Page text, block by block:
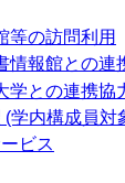
等の訪問利用
情報館との連
学との連携協
(学内構成員対
ビス